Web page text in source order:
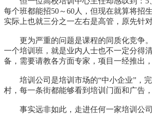
每个班都能招50～60人，但现在就算将招
实际上也就三分之一左右是高管，原先针
更为严重的问题是课程的同质化竞争。
一个培训班，就是业内人士也不一定分得
备，需要请教各方面专家，项目一经推出
培训公司是培训市场的“中小企业”，完
村，每一条街都能够看到培训门面和广告
事实远非如此，走进任何一家培训公司